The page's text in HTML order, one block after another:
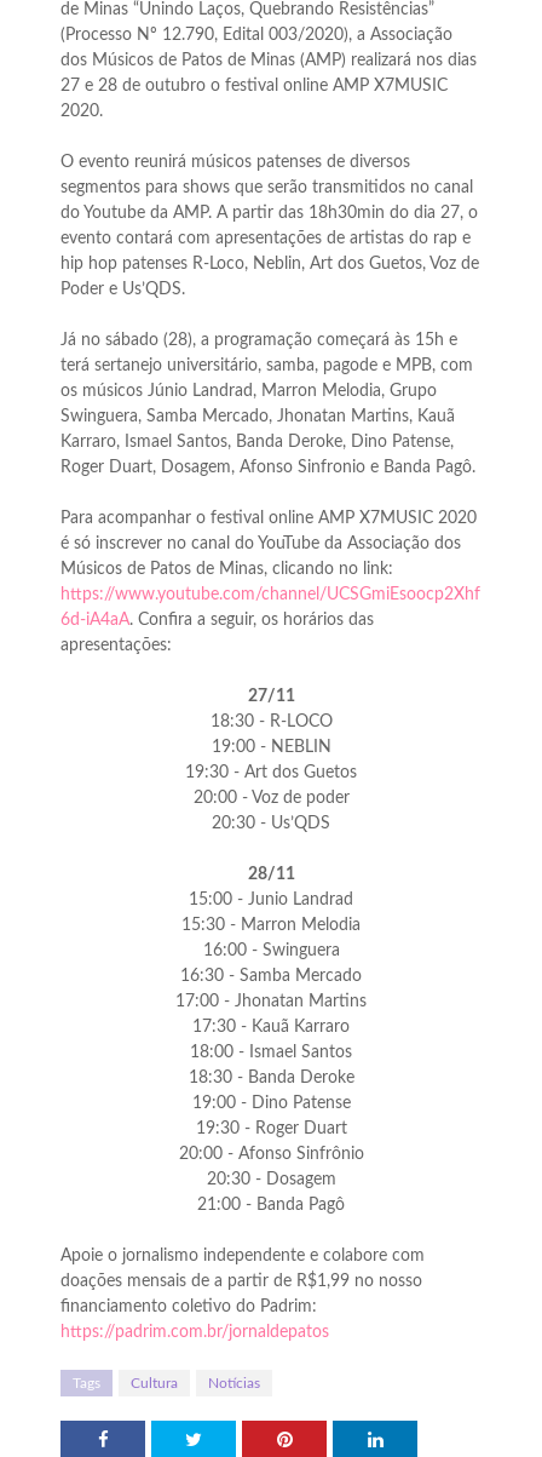
de Minas “Unindo Laços, Quebrando Resistências”
(Processo Nº 12.790, Edital 003/2020), a Associação
dos Músicos de Patos de Minas (AMP) realizará nos dias
27 e 28 de outubro o festival online AMP X7MUSIC
2020.
O evento reunirá músicos patenses de diversos
segmentos para shows que serão transmitidos no canal
do Youtube da AMP. A partir das 18h30min do dia 27, o
evento contará com apresentações de artistas do rap e
hip hop patenses R-Loco, Neblin, Art dos Guetos, Voz de
Poder e Us’QDS.
Já no sábado (28), a programação começará às 15h e
terá sertanejo universitário, samba, pagode e MPB, com
os músicos Júnio Landrad, Marron Melodia, Grupo
Swinguera, Samba Mercado, Jhonatan Martins, Kauã
Karraro, Ismael Santos, Banda Deroke, Dino Patense,
Roger Duart, Dosagem, Afonso Sinfronio e Banda Pagô.
Para acompanhar o festival online AMP X7MUSIC 2020
é só inscrever no canal do YouTube da Associação dos
Músicos de Patos de Minas, clicando no link:
https://www.youtube.com/channel/UCSGmiEsoocp2Xhf
6d-iA4aA. Confira a seguir, os horários das
apresentações:
27/11
18:30 - R-LOCO
19:00 - NEBLIN
19:30 - Art dos Guetos
20:00 - Voz de poder
20:30 - Us’QDS
28/11
15:00 - Junio Landrad
15:30 - Marron Melodia
16:00 - Swinguera
16:30 - Samba Mercado
17:00 - Jhonatan Martins
17:30 - Kauã Karraro
18:00 - Ismael Santos
18:30 - Banda Deroke
19:00 - Dino Patense
19:30 - Roger Duart
20:00 - Afonso Sinfrônio
20:30 - Dosagem
21:00 - Banda Pagô
Apoie o jornalismo independente e colabore com
doações mensais de a partir de R$1,99 no nosso
financiamento coletivo do Padrim:
https://padrim.com.br/jornaldepatos
Tags Cultura Notícias